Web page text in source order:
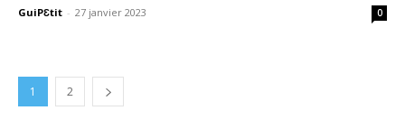
GuiPƐtit - 27 janvier 2023 0
1 2